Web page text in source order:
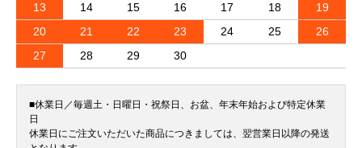
13
14 15 16 17 18
19
20
21 22 23 24 25
26
27
28 29 30
■休業日／毎週土・日曜日・祝祭日、お盆、年末年始および特定休業
日
休業日にご注文いただいた商品につきましては、翌営業日以降の発送